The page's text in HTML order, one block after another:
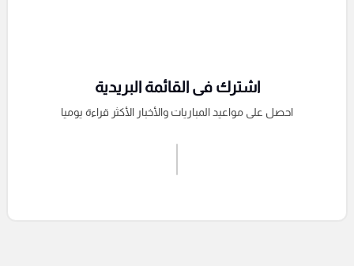
اشترك فى القائمة البريدية
احصل على مواعيد المباريات والأخبار الأكثر قراءة يوميا